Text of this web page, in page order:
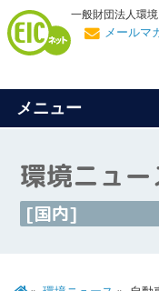
一般財団法人環
メールマ
メニュー
環境ニュー
[国内]